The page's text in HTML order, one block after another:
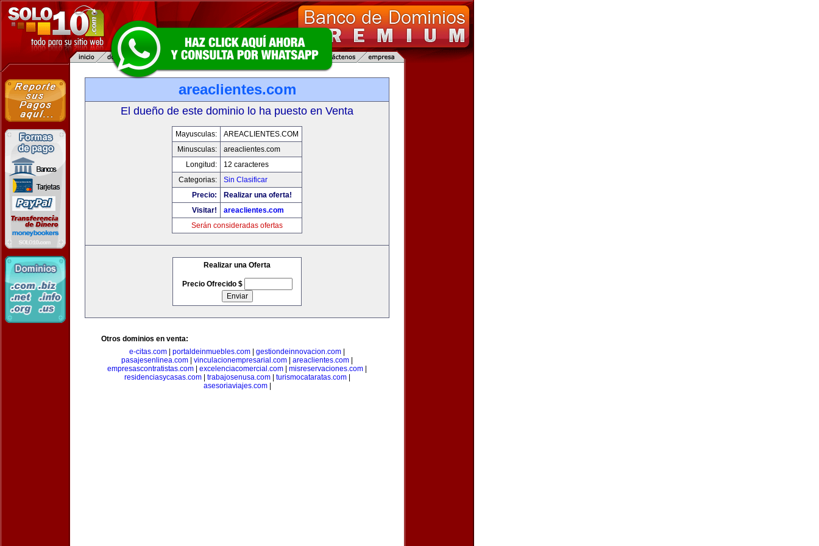
areaclientes.com
El dueño de este dominio lo ha puesto en Venta
Mayusculas:
AREACLIENTES.COM
Minusculas:
areaclientes.com
Longitud:
12 caracteres
Categorias:
Sin Clasificar
Precio:
Realizar una oferta!
Visitar!
areaclientes.com
Serán consideradas ofertas
Realizar una Oferta
Precio Ofrecido $
Otros dominios en venta:
e-citas.com
portaldeinmuebles.com gestiondeinnovacion.com
pasajesenlinea.com
vinculacionempresarial.com areaclientes.com
empresascontratistas.com
excelenciacomercial.com misreservaciones.com
residenciasycasas.com| trabajosenusa.com| turismocataratas.com|
asesoriaviajes.com|